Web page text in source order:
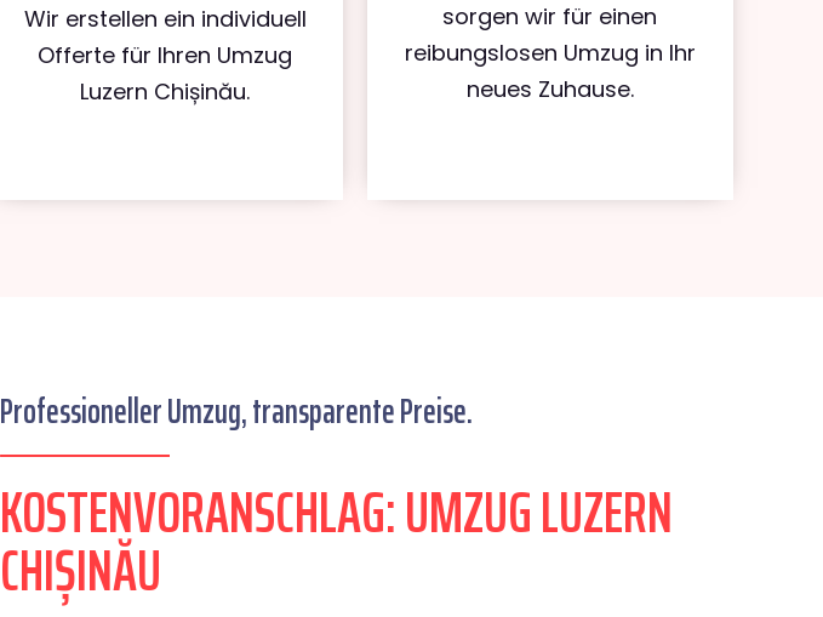
Wir erstellen ein individuell
Offerte für Ihren Umzug
Luzern Chișinău.
sorgen wir für einen
reibungslosen Umzug in Ihr
neues Zuhause.
Professioneller Umzug, transparente Preise.
KOSTENVORANSCHLAG: UMZUG LUZERN
CHIȘINĂU